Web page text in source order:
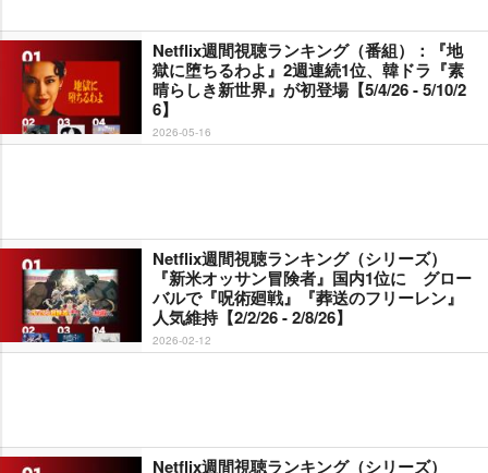
Netflix週間視聴ランキング（番組）：『地
獄に堕ちるわよ』2週連続1位、韓ドラ『素
晴らしき新世界』が初登場【5/4/26 - 5/10/2
6】
2026-05-16
Netflix週間視聴ランキング（シリーズ）
『新米オッサン冒険者』国内1位に グロー
バルで『呪術廻戦』『葬送のフリーレン』
人気維持【2/2/26 - 2/8/26】
2026-02-12
Netflix週間視聴ランキング（シリーズ）